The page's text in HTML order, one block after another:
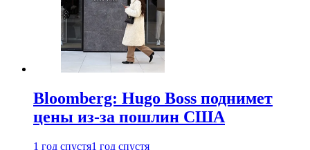
Bloomberg: Hugo Boss поднимет
цены из-за пошлин США
1 год спустя1 год спустя